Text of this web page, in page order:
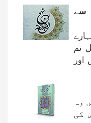
شہادت سے
تم
وہ
کی